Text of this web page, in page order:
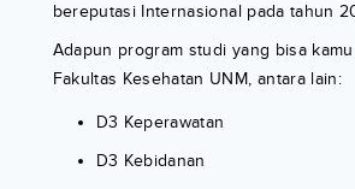
bereputasi Internasional pada tahun
Adapun program studi yang bisa
Fakultas Kesehatan UNM, antara lain:
D3 Keperawatan
D3 Kebidanan